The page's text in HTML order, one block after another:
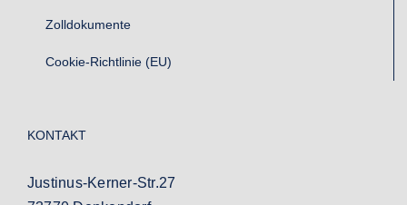
Zolldokumente
Cookie-Richtlinie (EU)
KONTAKT
Justinus-Kerner-Str.27